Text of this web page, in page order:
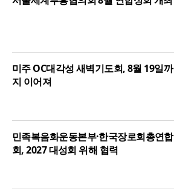
미주 OC대각성 새벽기도회, 8월 19일까
지 이어져
민족복음화운동본부·한국장로회총연합
회, 2027 대성회 위해 협력